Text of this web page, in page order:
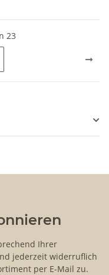
23
Ihrer
jederzeit widerruflich
per E-Mail zu.